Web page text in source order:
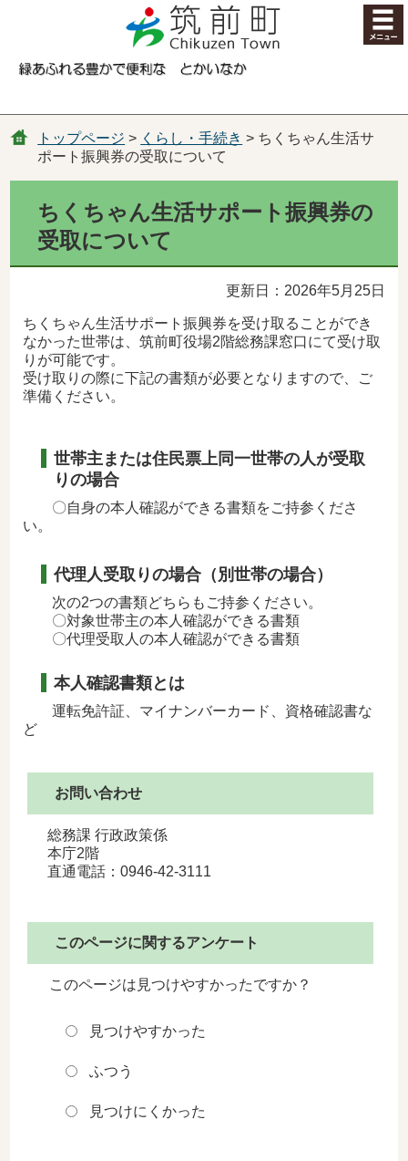
コンテンツにジャンプ
トップページ > くらし・手続き > ちくちゃん生活サ
ポート振興券の受取について
ちくちゃん生活サポート振興券の
受取について
更新日：2026年5月25日
ちくちゃん生活サポート振興券を受け取ることができ
なかった世帯は、筑前町役場2階総務課窓口にて受け取
りが可能です。
受け取りの際に下記の書類が必要となりますので、ご
準備ください。
世帯主または住民票上同一世帯の人が受取
りの場合
〇自身の本人確認ができる書類をご持参くださ
い。
代理人受取りの場合（別世帯の場合）
次の2つの書類どちらもご持参ください。
〇対象世帯主の本人確認ができる書類
〇代理受取人の本人確認ができる書類
本人確認書類とは
運転免許証、マイナンバーカード、資格確認書な
ど
お問い合わせ
総務課 行政政策係
本庁2階
直通電話：0946-42-3111
このページに関するアンケート
このページは見つけやすかったですか？
見つけやすかった
ふつう
見つけにくかった